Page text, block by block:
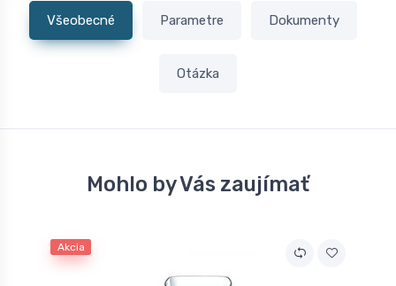
Všeobecné Parametre Dokumenty
Otázka
Mohlo by Vás zaujímať
Akcia